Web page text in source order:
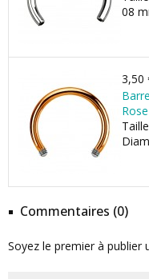
08
3,50
Commentaires (0)
Soyez le premier à publier